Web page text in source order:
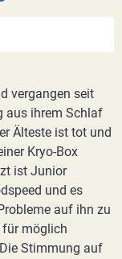
vergangen seit
aus ihrem Schlaf
Älteste ist tot und
Kryo-Box
ist Junior
und es
auf ihn zu
für möglich
Stimmung auf